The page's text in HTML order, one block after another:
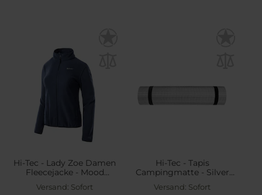
Hi-Tec - Lady Zoe Damen
Fleecejacke - Mood
Versand: Sofort
Hi-Tec - Tapis
Campingmatte - Silver
Versand: Sofort